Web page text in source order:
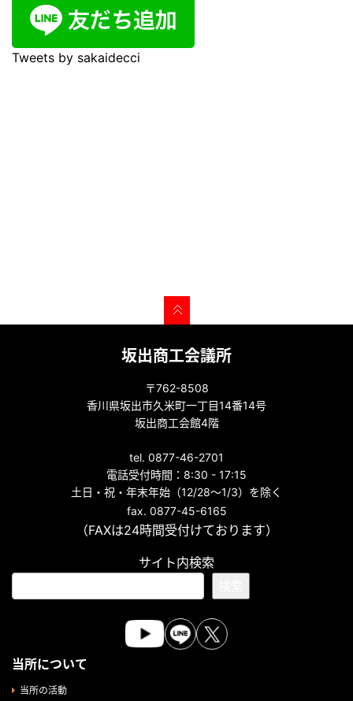
Tweets by sakaidecci
坂出商工会議所
〒762-8508
香川県坂出市久米町一丁目14番14号
坂出商工会館4階
tel. 0877-46-2701
電話受付時間：8:30 - 17:15
土日・祝・年末年始（12/28～1/3）を除く
fax. 0877-45-6165
（FAXは24時間受付けております）
サイト内検索
当所について
当所の活動